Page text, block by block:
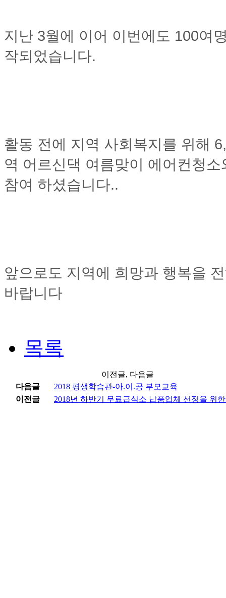
지난 3월에 이어 이번에도 100여
작되었습니다.
활동 전에 지역 사회복지를 위해
역 어르신댁 여름맞이 에어컨청
참여 하셨습니다..
앞으로도 지역에 희망과 행복을
바랍니다
목록
이전글, 다음글
다음글
2018 평생학습관-아.이.공 부모교육
이전글
2018년 하반기 무료급식소 납품업체 선정을 위